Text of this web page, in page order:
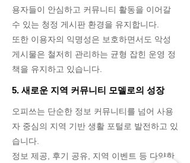
용자들이 안심하고 커뮤니티 활동을 이어갈
수 있는 청정 게시판 환경을 유지합니다.
또한 이용자의 익명성은 보호하면서도 악성
게시물은 철저히 관리하는 균형 잡힌 운영 정
책을 유지하고 있습니다.
5. 새로운 지역 커뮤니티 모델로의 성장
오피쓰는 단순한 정보 커뮤니티를 넘어 사용
자 중심의 지역 기반 생활 포털로 발전하고 있
습니다.
정보 제공, 후기 공유, 지역 이벤트 등 다양한